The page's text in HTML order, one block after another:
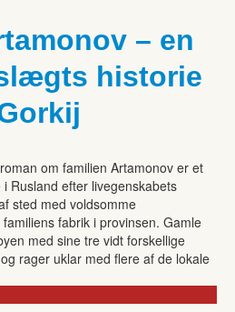
– en
historie
om familien Artamonov er et
Rusland efter livegenskabets
sted med voldsomme
fabrik i provinsen. Gamle
med sine tre vidt forskellige
rager uklar med flere af de lokale